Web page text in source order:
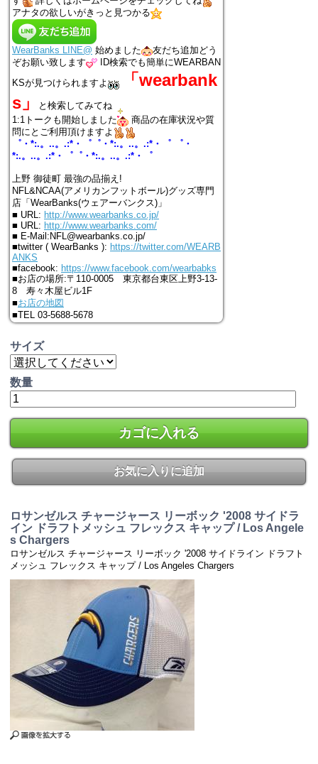
アナタの欲しいがきっと見つかる
WearBanks LINE@ 始めました
友だち追加どう
ぞお願い致します
ID検索でも簡単にWEARBAN
KSが見つけられますよ
「wearbank
s」
と検索してみてね
1:1トークも開始しました
商品の在庫状況や質
問にとご利用頂けますよ
゜・*:.。..。.:*・゜゜・*:.。..。.:*・゜ ゜・
*:.。..。.:*・゜゜・*:.。..。.:*・゜
上野 御徒町 最強の品揃え!
NFL&NCAA(アメリカンフットボール)グッズ専門
店「WearBanks(ウェアーバンクス)」
■ URL: http://www.wearbanks.co.jp/
■ URL: http://www.wearbanks.com/
■ E-Mail:NFL@wearbanks.co.jp/
■twitter ( WearBanks ): https://twitter.com/WEARB
ANKS
■facebook: https://www.facebook.com/wearbabks
■お店の場所:〒110-0005 東京都台東区上野3-13-
8 寿々木屋ビル1F
■お店の地図
■TEL 03-5688-5678
サイズ
数量
カゴに入れる
お気に入りに追加
ロサンゼルス チャージャース リーボック '2008 サイドラ
イン ドラフトメッシュ フレックス キャップ / Los Angele
s Chargers
ロサンゼルス チャージャース リーボック '2008 サイドライン ドラフト
メッシュ フレックス キャップ / Los Angeles Chargers